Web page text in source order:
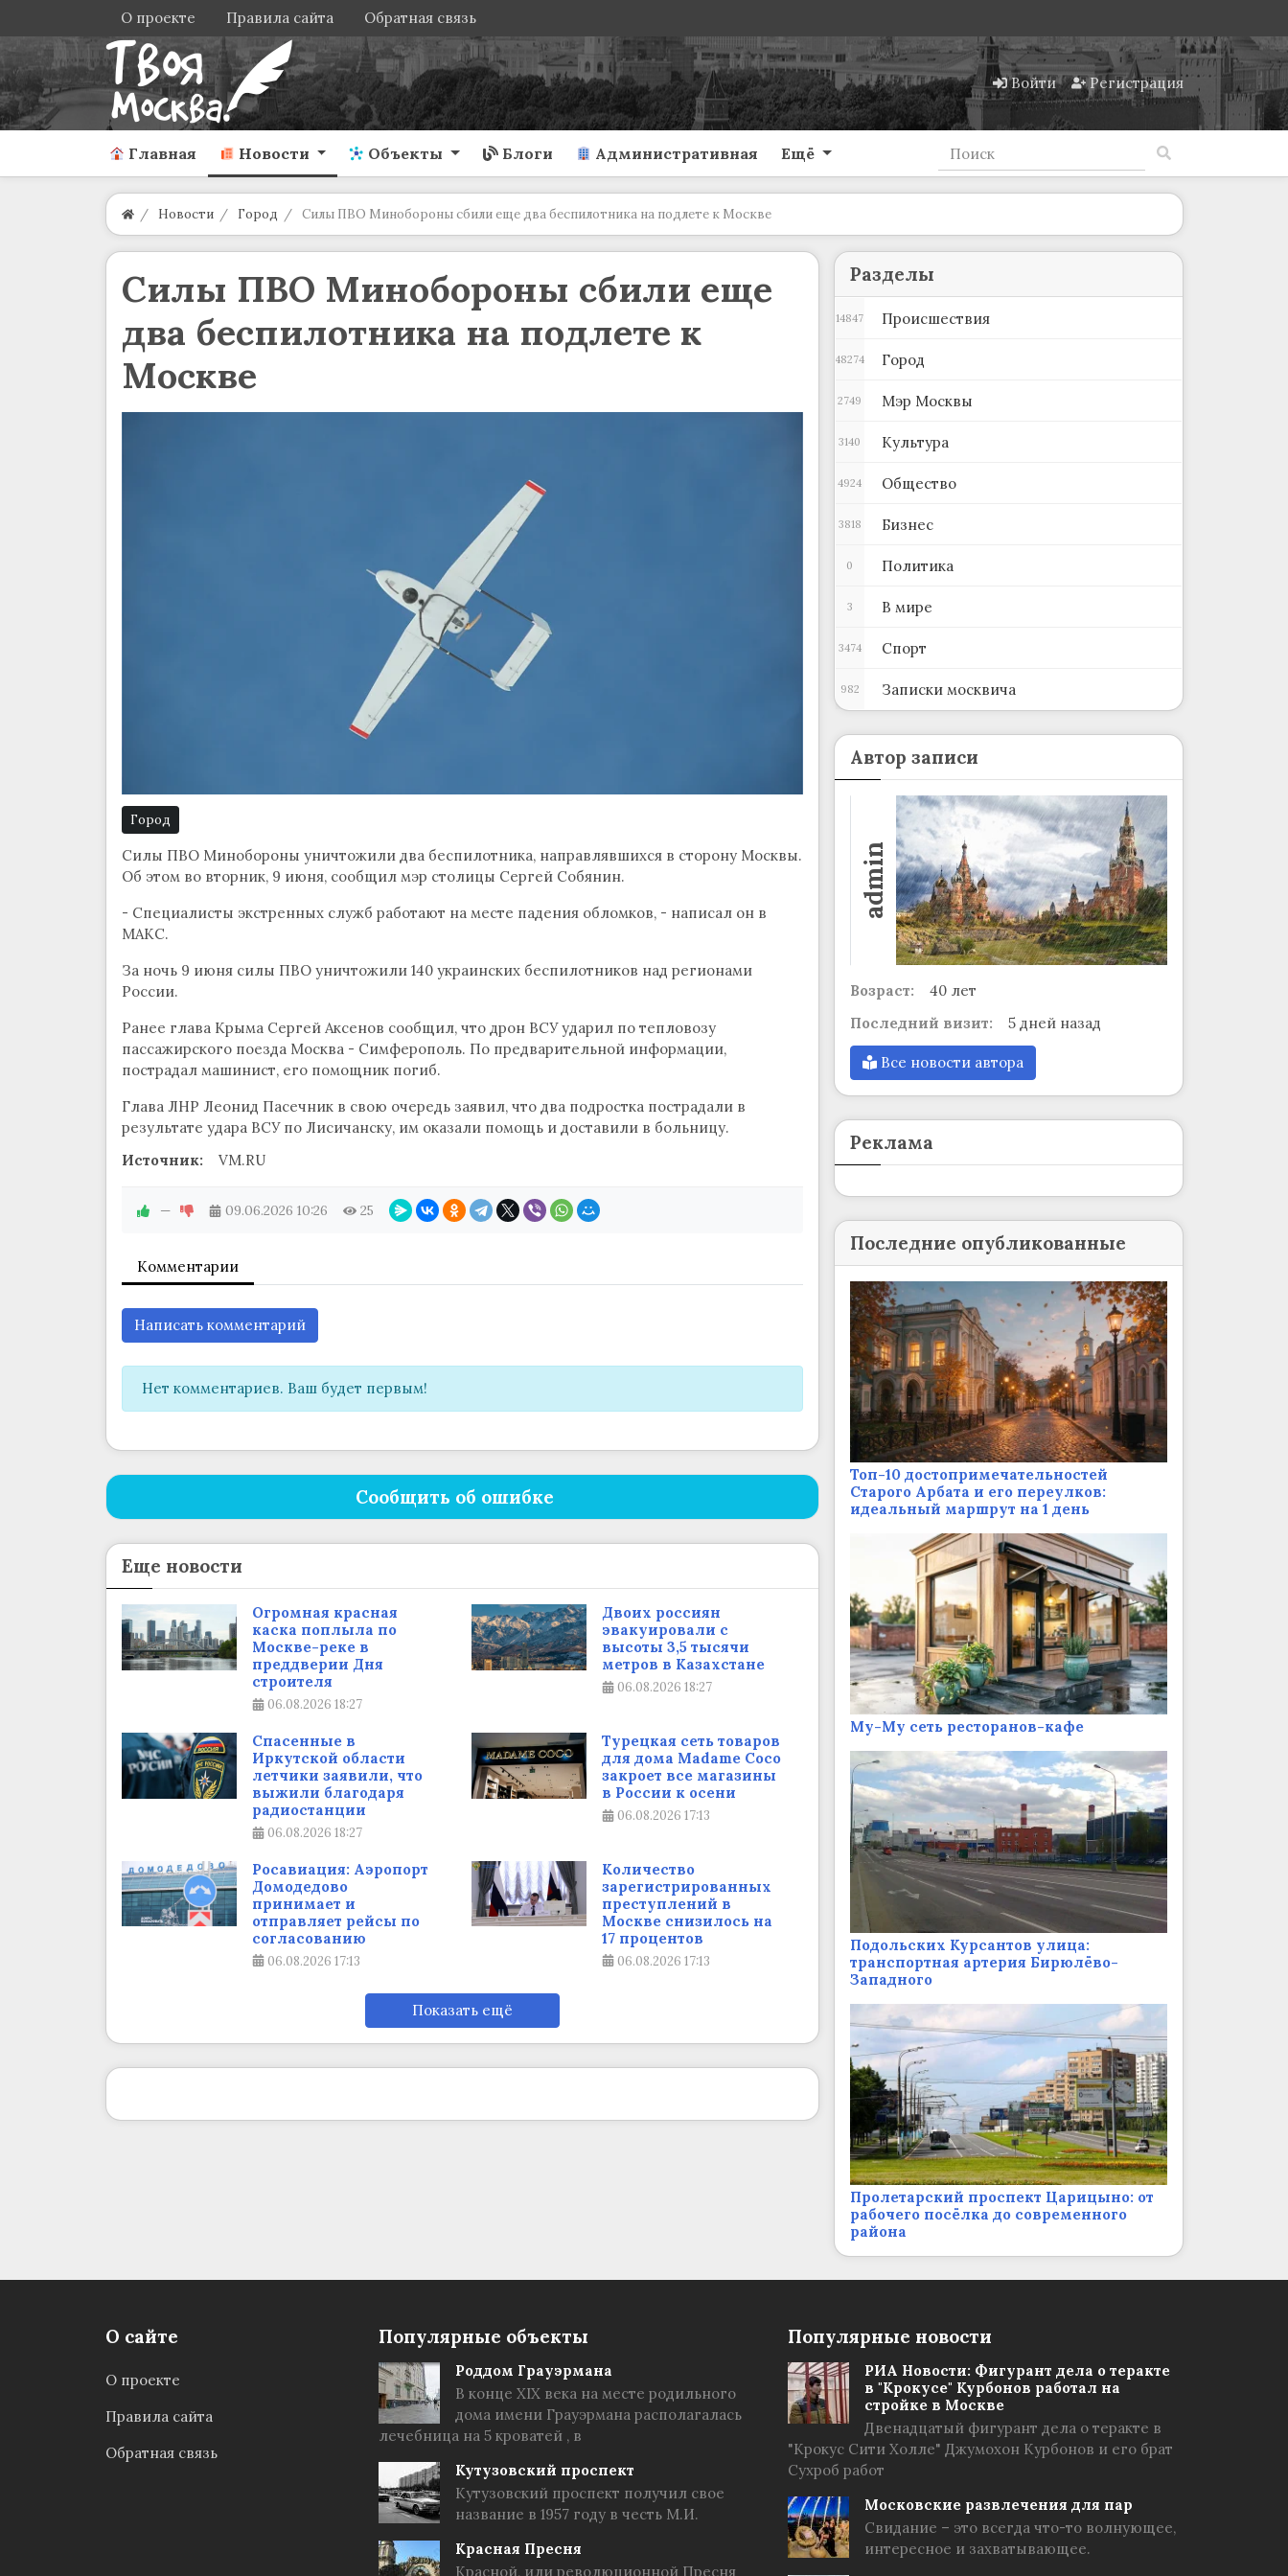
О проекте Правила сайта Обратная связь
Войти Регистрация
Главная Новости Объекты Блоги Административная Ещё
Новости Город Силы ПВО Минобороны сбили еще два беспилотника на подлете к Москве
Силы ПВО Минобороны сбили еще
два беспилотника на подлете к
Москве
Город
Силы ПВО Минобороны уничтожили два беспилотника, направлявшихся в сторону Москвы.
Об этом во вторник, 9 июня, сообщил мэр столицы Сергей Собянин.
- Специалисты экстренных служб работают на месте падения обломков, - написал он в
МАКС.
За ночь 9 июня силы ПВО уничтожили 140 украинских беспилотников над регионами
России.
Ранее глава Крыма Сергей Аксенов сообщил, что дрон ВСУ ударил по тепловозу
пассажирского поезда Москва - Симферополь. По предварительной информации,
пострадал машинист, его помощник погиб.
Глава ЛНР Леонид Пасечник в свою очередь заявил, что два подростка пострадали в
результате удара ВСУ по Лисичанску, им оказали помощь и доставили в больницу.
Источник:
VM.RU
— 09.06.2026 10:26 25
Комментарии
Написать комментарий
Нет комментариев. Ваш будет первым!
Сообщить об ошибке
Еще новости
Огромная красная
каска поплыла по
Москве-реке в
преддверии Дня
строителя
06.08.2026 18:27
Двоих россиян
эвакуировали с
высоты 3,5 тысячи
метров в Казахстане
06.08.2026 18:27
Спасенные в
Иркутской области
летчики заявили, что
выжили благодаря
радиостанции
06.08.2026 18:27
Турецкая сеть товаров
для дома Madame Coco
закроет все магазины
в России к осени
06.08.2026 17:13
Росавиация: Аэропорт
Домодедово
принимает и
отправляет рейсы по
согласованию
06.08.2026 17:13
Количество
зарегистрированных
преступлений в
Москве снизилось на
17 процентов
06.08.2026 17:13
Показать ещё
Разделы
Происшествия
14847
Город
48274
Мэр Москвы
2749
Культура
3140
Общество
4924
Бизнес
3818
Политика
0
В мире
3
Спорт
3474
Записки москвича
982
Автор записи
admin
Возраст:
40 лет
Последний визит:
5 дней назад
Все новости автора
Реклама
Последние опубликованные
Топ-10 достопримечательностей
Старого Арбата и его переулков:
идеальный маршрут на 1 день
Му-Му сеть ресторанов-кафе
Подольских Курсантов улица:
транспортная артерия Бирюлёво-
Западного
Пролетарский проспект Царицыно: от
рабочего посёлка до современного
района
О сайте
О проекте
Правила сайта
Обратная связь
Популярные объекты
Роддом Грауэрмана
В конце XIX века на месте родильного
дома имени Грауэрмана располагалась
лечебница на 5 кроватей , в
Кутузовский проспект
Кутузовский проспект получил свое
название в 1957 году в честь М.И.
Красная Пресня
Красной, или революционной Пресня
Популярные новости
РИА Новости: Фигурант дела о теракте
в "Крокусе" Курбонов работал на
стройке в Москве
Двенадцатый фигурант дела о теракте в
"Крокус Сити Холле" Джумохон Курбонов и его брат
Сухроб работ
Московские развлечения для пар
Свидание – это всегда что-то волнующее,
интересное и захватывающее.